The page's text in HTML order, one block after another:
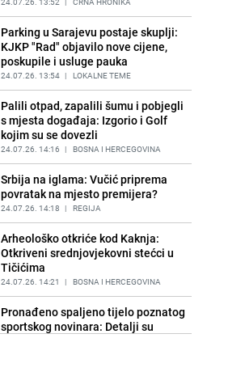
bogat okus
PRIJE 2 DANA | RECEPTI
Tuga potresla grad na Uni:
Preminula Lejla Muhić (39),
sugrađani u nevjerici
PRIJE 2 DANA BOSNA I HERCEGOVINA
Borba trajala satima: Pogledajte
'grdosiju' od skoro tri metra koju su
braća izvukla iz mora
PRIJE 1 DAN | SVIJET
Parking u Sarajevu postaje skuplji:
KJKP "Rad" objavilo nove cijene,
poskupile i usluge pauka
24.07.26. 13:54 | LOKALNE TEME
Palili otpad, zapalili šumu i pobjegli
s mjesta događaja: Izgorio i Golf
kojim su se dovezli
24.07.26. 14:16 | BOSNA I HERCEGOVINA
Srbija na iglama: Vučić priprema
povratak na mjesto premijera?
24.07.26. 14:18 | REGIJA
Arheološko otkriće kod Kaknja:
Otkriveni srednjovjekovni stećci u
Tičićima
24.07.26. 14:21 | BOSNA I HERCEGOVINA
Pronađeno spaljeno tijelo poznatog
sportskog novinara: Detalji su